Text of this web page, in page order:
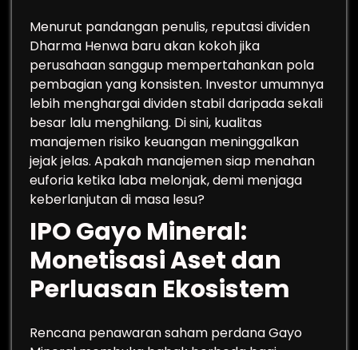
Menurut pandangan penulis, reputasi dividen
Dharma Henwa baru akan kokoh jika
perusahaan sanggup mempertahankan pola
pembagian yang konsisten. Investor umumnya
lebih menghargai dividen stabil daripada sekali
besar lalu menghilang. Di sini, kualitas
manajemen risiko keuangan meninggalkan
jejak jelas. Apakah manajemen siap menahan
euforia ketika laba melonjak, demi menjaga
keberlanjutan di masa lesu?
IPO Gayo Mineral:
Monetisasi Aset dan
Perluasan Ekosistem
Rencana penawaran saham perdana Gayo